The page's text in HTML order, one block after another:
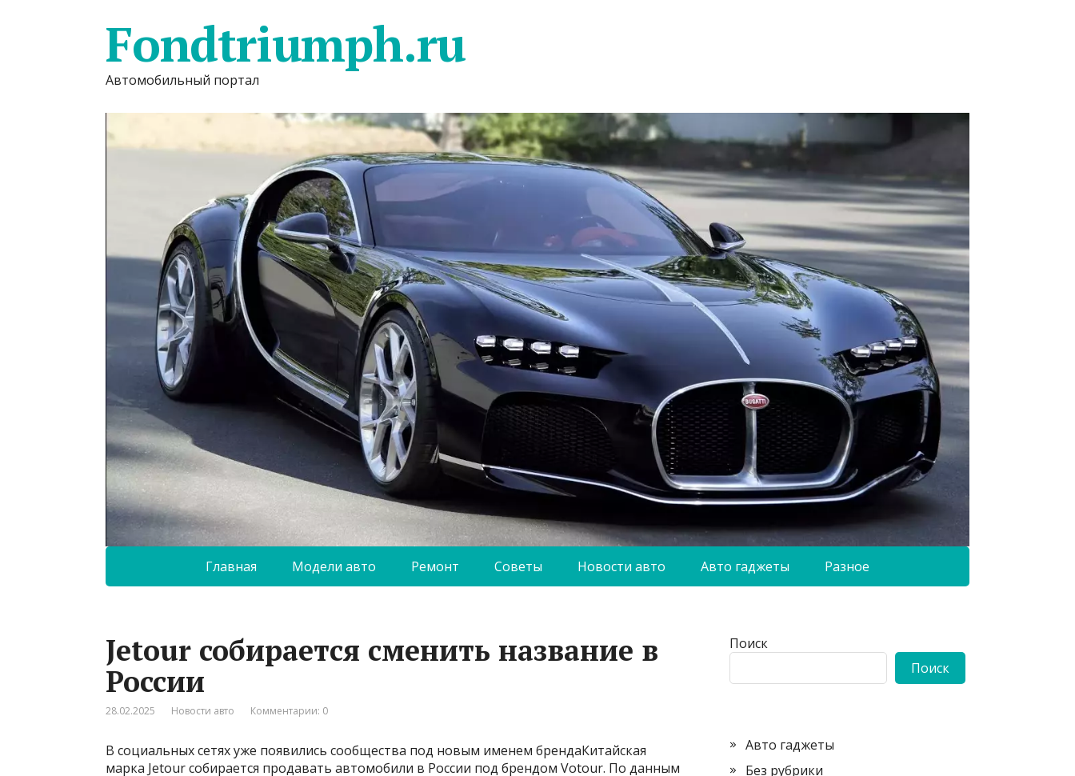
Fondtriumph.ru
Автомобильный портал
Главная Модели авто Ремонт Советы Новости авто Авто гаджеты Разное
Jetour собирается сменить название в
России
28.02.2025 Новости авто Комментарии: 0
В социальных сетях уже появились сообщества под новым именем брендаКитайская
марка Jetour собирается продавать автомобили в России под брендом Votour. По данным
Поиск
Поиск
Авто гаджеты
Без рубрики